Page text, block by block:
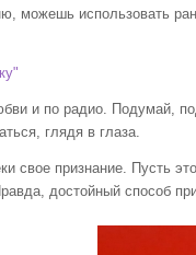
можешь использовать
радио. Подумай, под
глядя в глаза.
признание. Пусть это
достойный способ